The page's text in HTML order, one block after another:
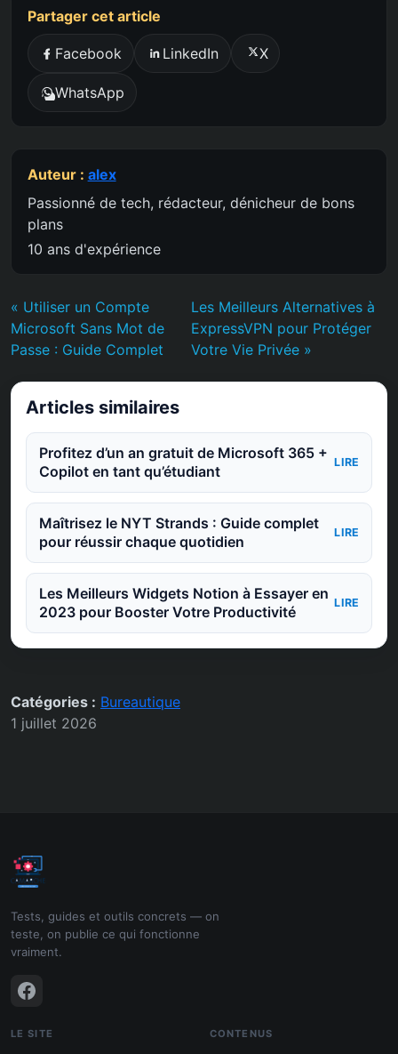
Partager cet article
Facebook LinkedIn X
WhatsApp
Auteur : alex
Passionné de tech, rédacteur, dénicheur de bons
plans
10 ans d'expérience
« Utiliser un Compte
Microsoft Sans Mot de
Passe : Guide Complet
Les Meilleurs Alternatives à
ExpressVPN pour Protéger
Votre Vie Privée »
Articles similaires
Profitez d’un an gratuit de Microsoft 365 +
Copilot en tant qu’étudiant
LIRE
Maîtrisez le NYT Strands : Guide complet
pour réussir chaque quotidien
LIRE
Les Meilleurs Widgets Notion à Essayer en
2023 pour Booster Votre Productivité
LIRE
Catégories : Bureautique
1 juillet 2026
Tests, guides et outils concrets — on
teste, on publie ce qui fonctionne
vraiment.
LE SITE CONTENUS